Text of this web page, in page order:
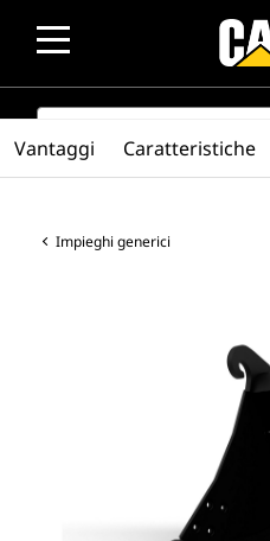
SEARCH
Impieghi generici
Vantaggi Caratteristiche